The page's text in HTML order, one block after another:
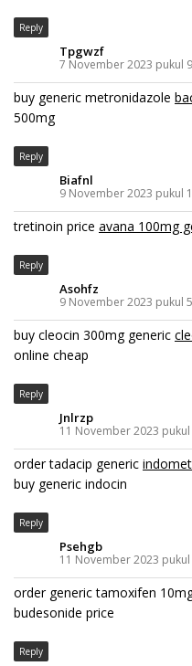
Reply
Tpgwzf
7 November 2023 pukul
buy generic metronidazole
500mg
Reply
Biafnl
9 November 2023 pukul
tretinoin price avana 100mg
Reply
Asohfz
9 November 2023 pukul
buy cleocin 300mg generic
online cheap
Reply
Jnlrzp
11 November 2023 pukul
order tadacip generic
buy generic indocin
Reply
Psehgb
11 November 2023 pukul
order generic tamoxifen
budesonide price
Reply